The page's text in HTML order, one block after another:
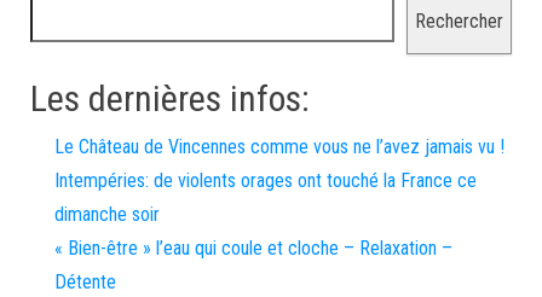
Rechercher
Les dernières infos:
Le Château de Vincennes comme vous ne l’avez jamais vu !
Intempéries: de violents orages ont touché la France ce
dimanche soir
« Bien-être » l’eau qui coule et cloche – Relaxation –
Détente